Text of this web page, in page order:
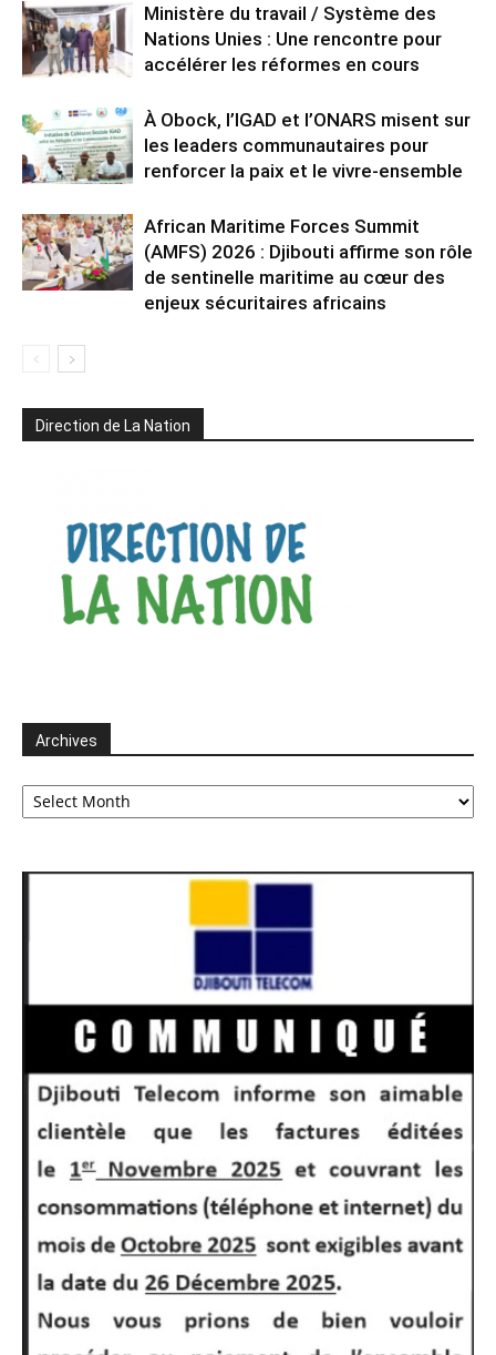
Ministère du travail / Système des
Nations Unies : Une rencontre pour
accélérer les réformes en cours
À Obock, l’IGAD et l’ONARS misent sur
les leaders communautaires pour
renforcer la paix et le vivre-ensemble
African Maritime Forces Summit
(AMFS) 2026 : Djibouti affirme son rôle
de sentinelle maritime au cœur des
enjeux sécuritaires africains
Direction de La Nation
Archives
Archives